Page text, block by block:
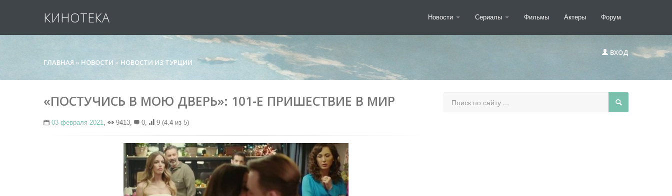
КИНОТЕКА Новости Сериалы Фильмы Актеры Форум
ВХОД
ГЛАВНАЯ » НОВОСТИ » НОВОСТИ ИЗ ТУРЦИИ
«ПОСТУЧИСЬ В МОЮ ДВЕРЬ»: 101-Е ПРИШЕСТВИЕ В МИР
03 февраля 2021, 9413, 0, 9 (4.4 из 5)